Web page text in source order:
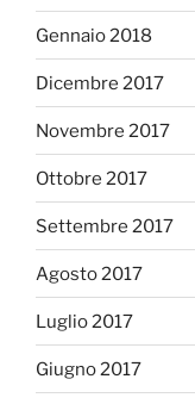
Gennaio 2018
Dicembre 2017
Novembre 2017
Ottobre 2017
Settembre 2017
Agosto 2017
Luglio 2017
Giugno 2017